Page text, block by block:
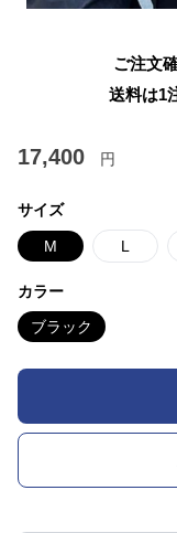
ご注文
送料は1
17,400 円
サイズ
M L
カラー
ブラック